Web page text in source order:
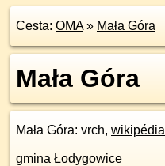
Cesta: OMA» Mała Góra
Mała Góra
Mała Góra: vrch, wikipédia
gmina Łodygowice